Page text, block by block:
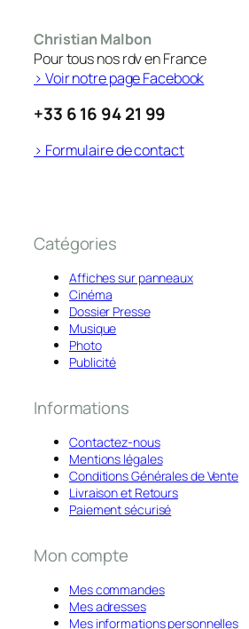
Christian Malbon
Pour tous nos rdv en France
> Voir notre page Facebook
+33 6 16 94 21 99
> Formulaire de contact
Catégories
Affiches sur panneaux
Cinéma
Dossier Presse
Musique
Photo
Publicité
Informations
Contactez-nous
Mentions légales
Conditions Générales de Vente
Livraison et Retours
Paiement sécurisé
Mon compte
Mes commandes
Mes adresses
Mes informations personnelles